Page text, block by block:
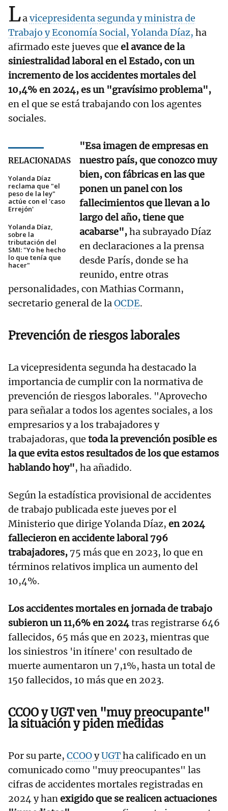
Lavicepresidenta segunda y ministra de
Trabajo y Economía Social, Yolanda Díaz, ha
afirmado este jueves que el avance de la
siniestralidad laboral en el Estado, con un
incremento de los accidentes mortales del
10,4% en 2024, es un "gravísimo problema",
en el que se está trabajando con los agentes
sociales.
RELACIONADAS
Yolanda Díaz
reclama que "el
peso de la ley"
actúe con el 'caso
Errejón'
Yolanda Díaz,
sobre la
tributación del
SMI: "Yo he hecho
lo que tenía que
hacer"
"Esa imagen de empresas en
nuestro país, que conozco muy
bien, con fábricas en las que
ponen un panel con los
fallecimientos que llevan a lo
largo del año, tiene que
acabarse",ha subrayado Díaz
en declaraciones a la prensa
desde París, donde se ha
reunido, entre otras
personalidades, con Mathias Cormann,
secretario general de laOCDE.
Prevención de riesgos laborales
La vicepresidenta segunda ha destacado la
importancia de cumplir con la normativa de
prevención de riesgos laborales. "Aprovecho
para señalar a todos los agentes sociales, a los
empresarios y a los trabajadores y
trabajadoras, que toda la prevención posible es
la que evita estos resultados de los que estamos
hablando hoy", ha añadido.
Según la estadística provisional de accidentes
de trabajo publicada este jueves por el
Ministerio que dirige Yolanda Díaz, en 2024
fallecieron en accidente laboral 796
trabajadores, 75 más que en 2023, lo que en
términos relativos implica un aumento del
10,4%.
Los accidentes mortales en jornada de trabajo
subieron un 11,6% en 2024tras registrarse 646
fallecidos, 65 más que en 2023, mientras que
los siniestros 'in itínere' con resultado de
muerte aumentaron un 7,1%, hasta un total de
150 fallecidos, 10 más que en 2023.
CCOO y UGT ven "muy preocupante"
la situación y piden medidas
Por su parte, CCOOyUGTha calificado en un
comunicado como "muy preocupantes" las
cifras de accidentes mortales registradas en
2024 y hanexigido que se realicen actuaciones